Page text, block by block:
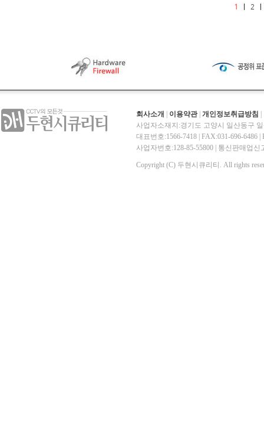
1 | 2
회사소개 이용약관| 개인정보취급방침
사업자소재지:경기도 고양시 일산동구
대표번호:1566-7418 | FAX:031-696-6486 |
사업자번호:128-85-55800 | 통신판매업
Copyright (C) 두현시큐리티. All rights